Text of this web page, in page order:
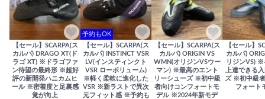
【セール】SCARPA(ス
カルパ) DRAGO XT(ド
ラゴ XT) ※ドラゴファ
ン待望の最終形 ※超好
評の新開発ハニカムヒ
ール ※密着度と足裏感
覚が向上
予約もOK
【セール】SCARPA(ス
カルパ) INSTINCT VSR
LV(インスティンクト
VSR ローボリューム)
※軽く柔軟に進化した
VSR ※新ラストで異次
元フィット感 ※予約も
【セール】SCARPA(ス
カルパ) ORIGIN VS
WMN(オリジンVSウー
マン) ※最高のエント
リーシューズ ※初中級
者向けコンフォートモ
デル ※2024年新モデ
【セール】
カルパ)
リジンVS) ※
上達できる
ズ ※初中級
フォート